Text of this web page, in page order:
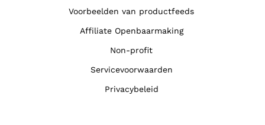
Voorbeelden van productfeeds
Affiliate Openbaarmaking
Non-profit
Servicevoorwaarden
Privacybeleid